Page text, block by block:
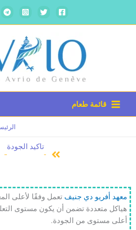
قائمة طعام
تاكيد الجودة
معهد أفريو دي جنيف تعمل وفقًا لأعلى
هياكل متعددة تضمن أن يكون مستوى
أعلى مستوى من الجودة.